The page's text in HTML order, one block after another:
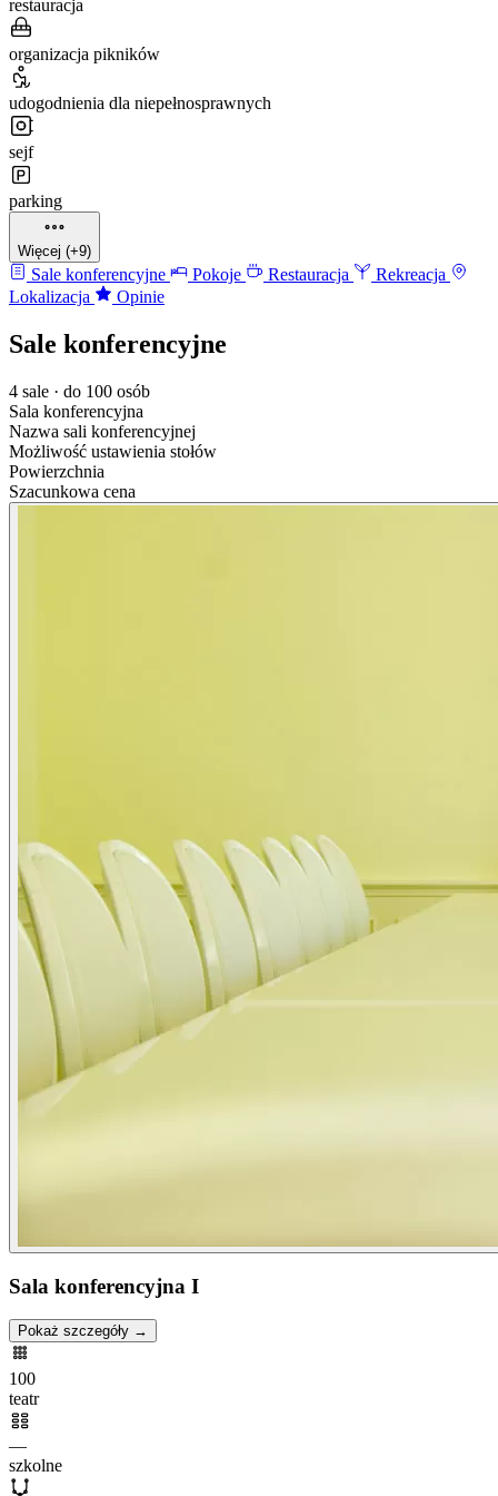
restauracja
organizacja pikników
udogodnienia dla niepełnosprawnych
sejf
parking
Więcej (+9)
Sale konferencyjne Pokoje Restauracja
Rekreacja
Lokalizacja
Opinie
Sale konferencyjne
4 sale · do 100 osób
Sala konferencyjna
Nazwa sali konferencyjnej
Możliwość ustawienia stołów
Powierzchnia
Szacunkowa cena
Sala konferencyjna I
Pokaż szczegóły →
100
teatr
—
szkolne